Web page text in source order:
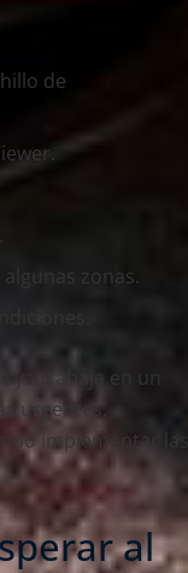
de
algunas zonas.
ya trabaja en un
urgentes.
implementar las
al